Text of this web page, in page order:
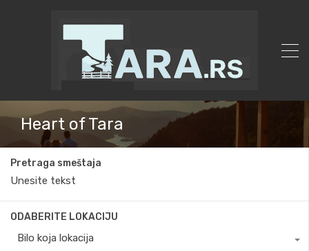
Heart of Tara
Pretraga smeštaja
ODABERITE LOKACIJU
Bilo koja lokacija